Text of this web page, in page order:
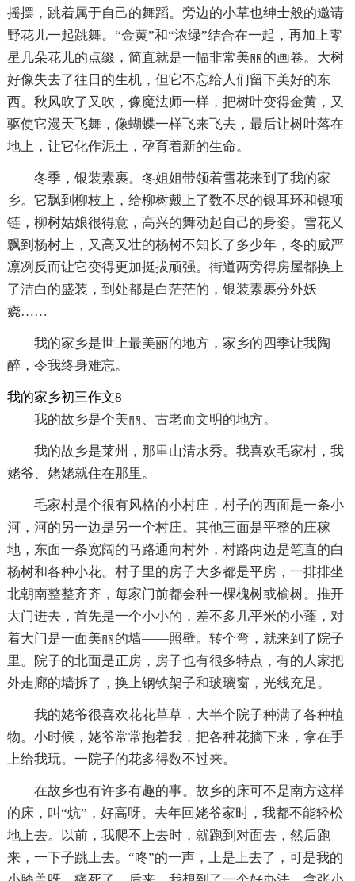
摇摆，跳着属于自己的舞蹈。旁边的小草也绅士般的邀请
野花儿一起跳舞。“金黄”和“浓绿”结合在一起，再加上零
星几朵花儿的点缀，简直就是一幅非常美丽的画卷。大树
好像失去了往日的生机，但它不忘给人们留下美好的东
西。秋风吹了又吹，像魔法师一样，把树叶变得金黄，又
驱使它漫天飞舞，像蝴蝶一样飞来飞去，最后让树叶落在
地上，让它化作泥土，孕育着新的生命。
冬季，银装素裹。冬姐姐带领着雪花来到了我的家
乡。它飘到柳枝上，给柳树戴上了数不尽的银耳环和银项
链，柳树姑娘很得意，高兴的舞动起自己的身姿。雪花又
飘到杨树上，又高又壮的杨树不知长了多少年，冬的威严
凛冽反而让它变得更加挺拔顽强。街道两旁得房屋都换上
了洁白的盛装，到处都是白茫茫的，银装素裹分外妖
娆……
我的家乡是世上最美丽的地方，家乡的四季让我陶
醉，令我终身难忘。
我的家乡初三作文8
我的故乡是个美丽、古老而文明的地方。
我的故乡是莱州，那里山清水秀。我喜欢毛家村，我
姥爷、姥姥就住在那里。
毛家村是个很有风格的小村庄，村子的西面是一条小
河，河的另一边是另一个村庄。其他三面是平整的庄稼
地，东面一条宽阔的马路通向村外，村路两边是笔直的白
杨树和各种小花。村子里的房子大多都是平房，一排排坐
北朝南整整齐齐，每家门前都会种一棵槐树或榆树。推开
大门进去，首先是一个小小的，差不多几平米的小蓬，对
着大门是一面美丽的墙——照壁。转个弯，就来到了院子
里。院子的北面是正房，房子也有很多特点，有的人家把
外走廊的墙拆了，换上钢铁架子和玻璃窗，光线充足。
我的姥爷很喜欢花花草草，大半个院子种满了各种植
物。小时候，姥爷常常抱着我，把各种花摘下来，拿在手
上给我玩。一院子的花多得数不过来。
在故乡也有许多有趣的事。故乡的床可不是南方这样
的床，叫“炕”，好高呀。去年回姥爷家时，我都不能轻松
地上去。以前，我爬不上去时，就跑到对面去，然后跑
来，一下子跳上去。“咚”的一声，上是上去了，可是我的